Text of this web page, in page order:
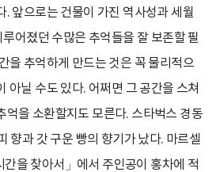
. 앞으로는 건물이 가진 역사성과 세월
어졌던 수많은 추억들을 잘 보존할 필
을 추억하게 만드는 것은 꼭 물리적으
아닐 수도 있다. 어쩌면 그 공간을 스쳐
억을 소환할지도 모른다. 스타벅스 경동
향과 갓 구운 빵의 향기가 났다. 마르셀
을 찾아서」에서 주인공이 홍차에 적